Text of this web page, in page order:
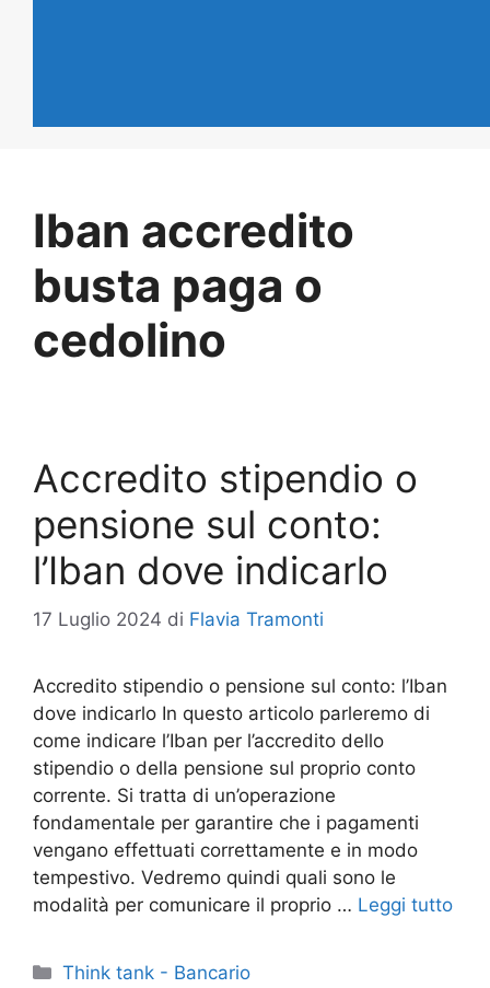
Iban accredito
busta paga o
cedolino
Accredito stipendio o
pensione sul conto:
l’Iban dove indicarlo
17 Luglio 2024 di Flavia Tramonti
Accredito stipendio o pensione sul conto: l’Iban
dove indicarlo In questo articolo parleremo di
come indicare l’Iban per l’accredito dello
stipendio o della pensione sul proprio conto
corrente. Si tratta di un’operazione
fondamentale per garantire che i pagamenti
vengano effettuati correttamente e in modo
tempestivo. Vedremo quindi quali sono le
modalità per comunicare il proprio … Leggi tutto
Categorie
Think tank - Bancario